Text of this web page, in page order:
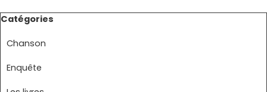
Sauter le bloc Catégories
Catégories
Chanson
Enquête